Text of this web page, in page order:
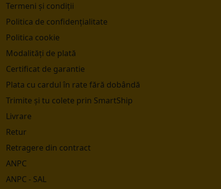
Termeni și condiții
Politica de confidențialitate
Politica cookie
Modalități de plată
Certificat de garantie
Plata cu cardul în rate fără dobândă
Trimite și tu colete prin SmartShip
Livrare
Retur
Retragere din contract
ANPC
ANPC - SAL